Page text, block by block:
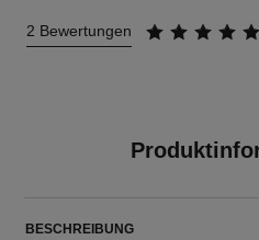
2 Bewertungen
BESCHREIBUNG